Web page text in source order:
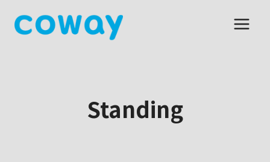
Standing